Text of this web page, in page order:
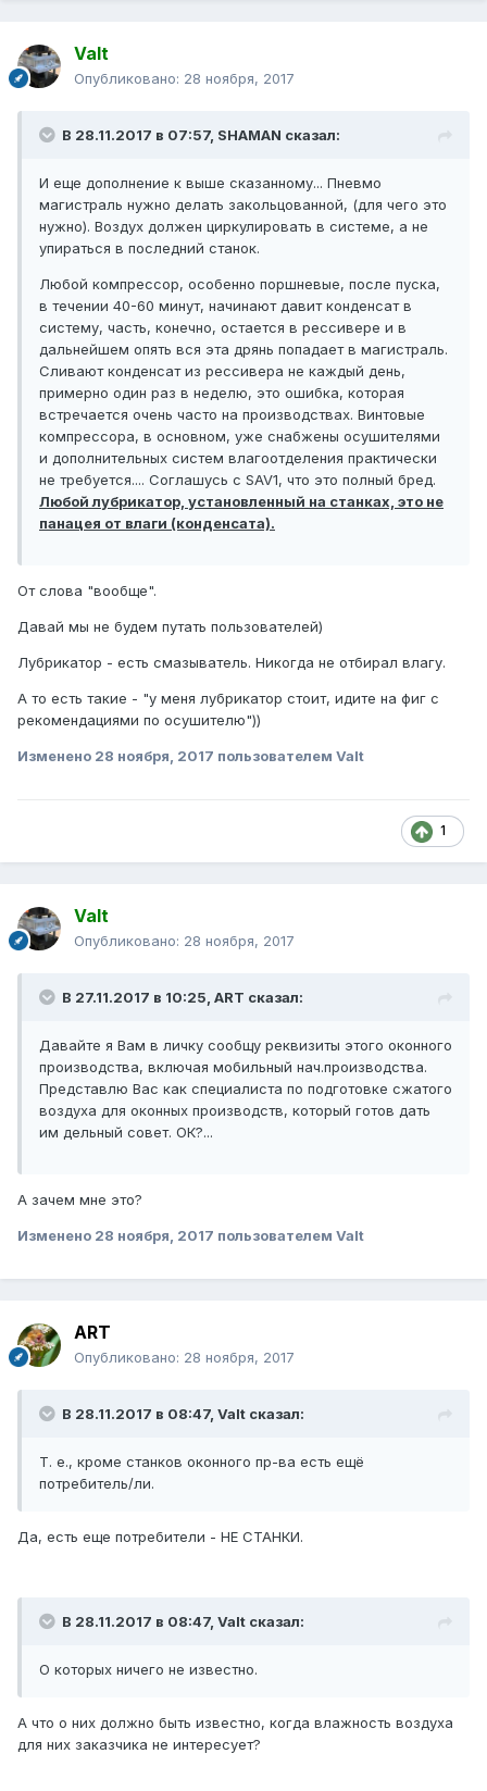
Valt
Опубликовано: 28 ноября, 2017
В 28.11.2017 в 07:57, SHAMAN сказал:
И еще дополнение к выше сказанному... Пневмо
магистраль нужно делать закольцованной, (для чего это
нужно). Воздух должен циркулировать в системе, а не
упираться в последний станок.
Любой компрессор, особенно поршневые, после пуска,
в течении 40-60 минут, начинают давит конденсат в
систему, часть, конечно, остается в рессивере и в
дальнейшем опять вся эта дрянь попадает в магистраль.
Сливают конденсат из рессивера не каждый день,
примерно один раз в неделю, это ошибка, которая
встречается очень часто на производствах. Винтовые
компрессора, в основном, уже снабжены осушителями
и дополнительных систем влагоотделения практически
не требуется.... Соглашусь с SAV1, что это полный бред.
Любой лубрикатор, установленный на станках, это не
панацея от влаги (конденсата).
От слова "вообще".
Давай мы не будем путать пользователей)
Лубрикатор - есть смазыватель. Никогда не отбирал влагу.
А то есть такие - "у меня лубрикатор стоит, идите на фиг с
рекомендациями по осушителю"))
Изменено 28 ноября, 2017 пользователем Valt
1
Valt
Опубликовано: 28 ноября, 2017
В 27.11.2017 в 10:25, ART сказал:
Давайте я Вам в личку сообщу реквизиты этого оконного
производства, включая мобильный нач.производства.
Представлю Вас как специалиста по подготовке сжатого
воздуха для оконных производств, который готов дать
им дельный совет. ОК?...
А зачем мне это?
Изменено 28 ноября, 2017 пользователем Valt
ART
Опубликовано: 28 ноября, 2017
В 28.11.2017 в 08:47, Valt сказал:
Т. е., кроме станков оконного пр-ва есть ещё
потребитель/ли.
Да, есть еще потребители - НЕ СТАНКИ.
В 28.11.2017 в 08:47, Valt сказал:
О которых ничего не известно.
А что о них должно быть известно, когда влажность воздуха
для них заказчика не интересует?